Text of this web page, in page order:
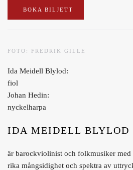
BOKA BILJETT
FOTO: FREDRIK GILLE
Ida Meidell Blylod:
fiol
Johan Hedin:
nyckelharpa
IDA MEIDELL BLYLOD
är barockviolinist och folkmusiker med
rika mångsidighet och spektra av